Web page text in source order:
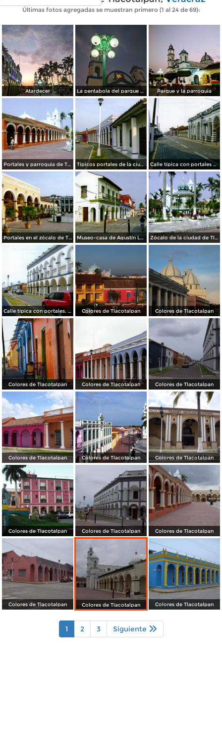
Últimas fotos agregadas se muestran primero (1 al 24 de 69):
Atardecer La pentabola del parque zaragoza tlacotalpan Veracruz Parque y la parroquia
Portales y parroquia de Tlacotalpan, Veracruz Típicos portales de la ciudad patrimonio de la humanidad UNESCO. Tlacotalpan, Veracruz Calle típica con portales en el centro de Tlacotalpan, Veracruz
Portales en el zócalo de Tlacotalpan, Veracruz Museo-casa de Agustín Lara. Tlacotalpan, Veracruz Zócalo de la ciudad de Tlacotalpan, Veracruz
Calle típica con portales. Tlacotalpan, Veracruz Colores de Tlacotalpan Colores de Tlacotalpan
Colores de Tlacotalpan Colores de Tlacotalpan Colores de Tlacotalpan
Colores de Tlacotalpan Colores de Tlacotalpan Colores de Tlacotalpan
Colores de Tlacotalpan Colores de Tlacotalpan Colores de Tlacotalpan
Colores de Tlacotalpan Colores de Tlacotalpan Colores de Tlacotalpan
1 2 3 Siguiente